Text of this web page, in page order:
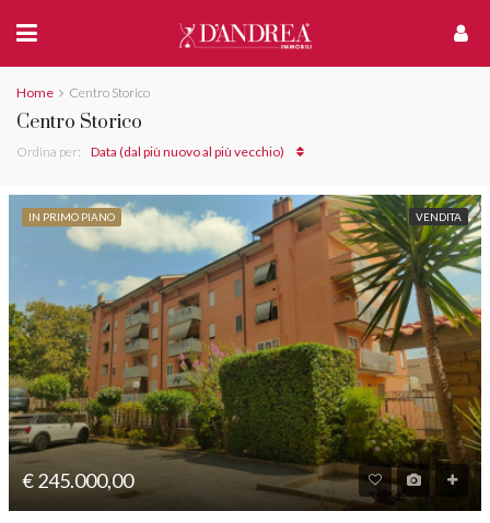
Home Centro Storico
Centro Storico
Ordina per: Data (dal più nuovo al più vecchio)
IN PRIMO PIANO VENDITA
€ 245.000,00